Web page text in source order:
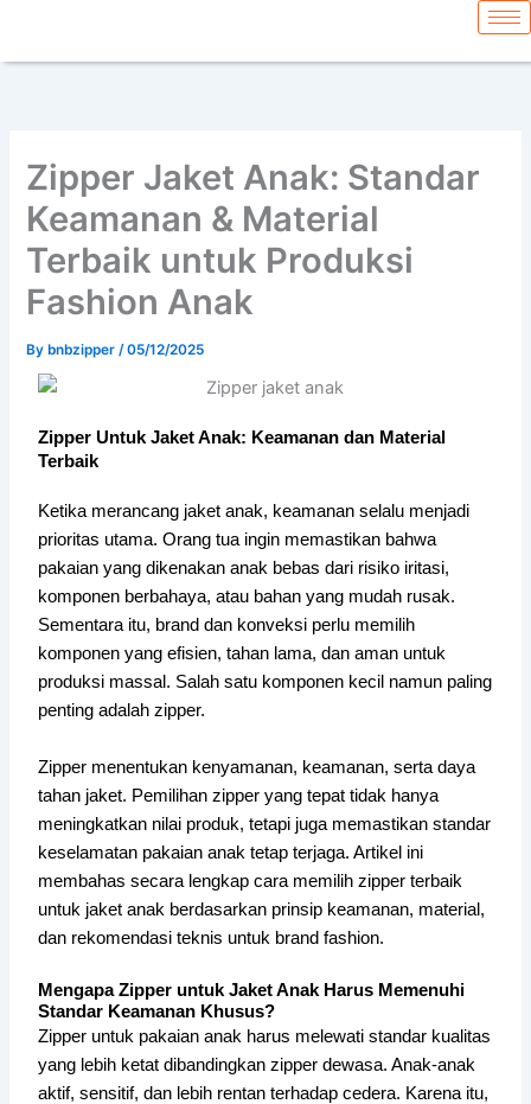
content
Zipper Jaket Anak: Standar
Keamanan & Material
Terbaik untuk Produksi
Fashion Anak
By bnbzipper/05/12/2025
Zipper Untuk Jaket Anak: Keamanan dan Material
Terbaik
Ketika merancang jaket anak, keamanan selalu menjadi
prioritas utama. Orang tua ingin memastikan bahwa
pakaian yang dikenakan anak bebas dari risiko iritasi,
komponen berbahaya, atau bahan yang mudah rusak.
Sementara itu, brand dan konveksi perlu memilih
komponen yang efisien, tahan lama, dan aman untuk
produksi massal. Salah satu komponen kecil namun paling
penting adalah zipper.
Zipper menentukan kenyamanan, keamanan, serta daya
tahan jaket. Pemilihan zipper yang tepat tidak hanya
meningkatkan nilai produk, tetapi juga memastikan standar
keselamatan pakaian anak tetap terjaga. Artikel ini
membahas secara lengkap cara memilih zipper terbaik
untuk jaket anak berdasarkan prinsip keamanan, material,
dan rekomendasi teknis untuk brand fashion.
Mengapa Zipper untuk Jaket Anak Harus Memenuhi
Standar Keamanan Khusus?
Zipper untuk pakaian anak harus melewati standar kualitas
yang lebih ketat dibandingkan zipper dewasa. Anak-anak
aktif, sensitif, dan lebih rentan terhadap cedera. Karena itu,